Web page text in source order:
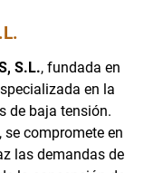
S.L., fundada en
en la
de baja tensión.
se compromete en
las demandas de